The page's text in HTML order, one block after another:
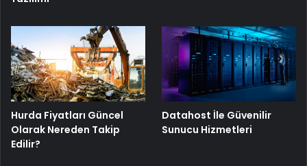
Hurda Fiyatları Güncel
Olarak Nereden Takip
Edilir?
Datahost İle Güvenilir
Sunucu Hizmetleri